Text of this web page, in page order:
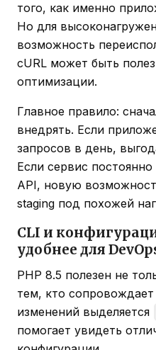
того, как именно
Но для
возможность
cURL может быть
оптимизации.
Главное правило:
внедрять. Если
запросов в день,
Если сервис
API, новую
staging под похожей
CLI и
удобнее для
PHP 8.5 полезен не
тем, кто
изменений выделяется
помогает увидеть